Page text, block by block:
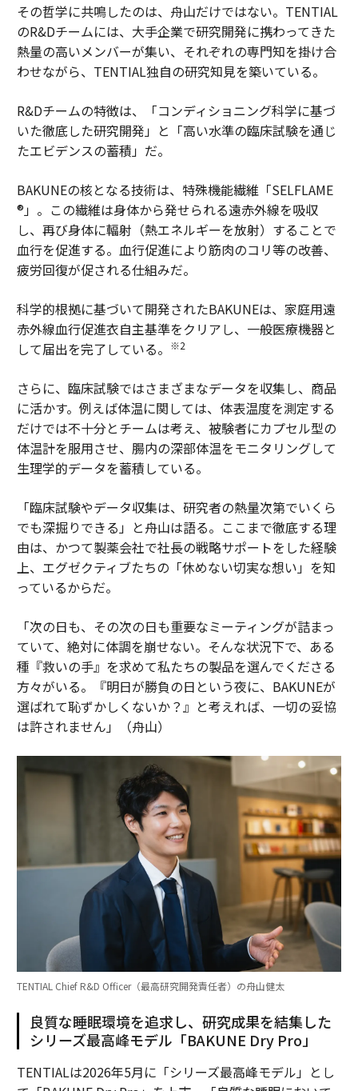
その哲学に共鳴したのは、舟山だけではない。TENTIAL
のR&Dチームには、大手企業で研究開発に携わってきた
熱量の高いメンバーが集い、それぞれの専門知を掛け合
わせながら、TENTIAL独自の研究知見を築いている。
R&Dチームの特徴は、「コンディショニング科学に基づ
いた徹底した研究開発」と「高い水準の臨床試験を通じ
たエビデンスの蓄積」だ。
BAKUNEの核となる技術は、特殊機能繊維「SELFLAME
®」。この繊維は身体から発せられる遠赤外線を吸収
し、再び身体に輻射（熱エネルギーを放射）することで
血行を促進する。血行促進により筋肉のコリ等の改善、
疲労回復が促される仕組みだ。
科学的根拠に基づいて開発されたBAKUNEは、家庭用遠
赤外線血行促進衣自主基準をクリアし、一般医療機器と
して届出を完了している。
※2
さらに、臨床試験ではさまざまなデータを収集し、商品
に活かす。例えば体温に関しては、体表温度を測定する
だけでは不十分とチームは考え、被験者にカプセル型の
体温計を服用させ、腸内の深部体温をモニタリングして
生理学的データを蓄積している。
「臨床試験やデータ収集は、研究者の熱量次第でいくら
でも深掘りできる」と舟山は語る。ここまで徹底する理
由は、かつて製薬会社で社長の戦略サポートをした経験
上、エグゼクティブたちの「休めない切実な想い」を知
っているからだ。
「次の日も、その次の日も重要なミーティングが詰まっ
ていて、絶対に体調を崩せない。そんな状況下で、ある
種『救いの手』を求めて私たちの製品を選んでくださる
方々がいる。『明日が勝負の日という夜に、BAKUNEが
選ばれて恥ずかしくないか？』と考えれば、一切の妥協
は許されません」（舟山）
TENTIAL Chief R&D Officer（最高研究開発責任者）の舟山健太
良質な睡眠環境を追求し、研究成果を結集した
シリーズ最高峰モデル「BAKUNE Dry Pro」
TENTIALは2026年5月に「シリーズ最高峰モデル」とし